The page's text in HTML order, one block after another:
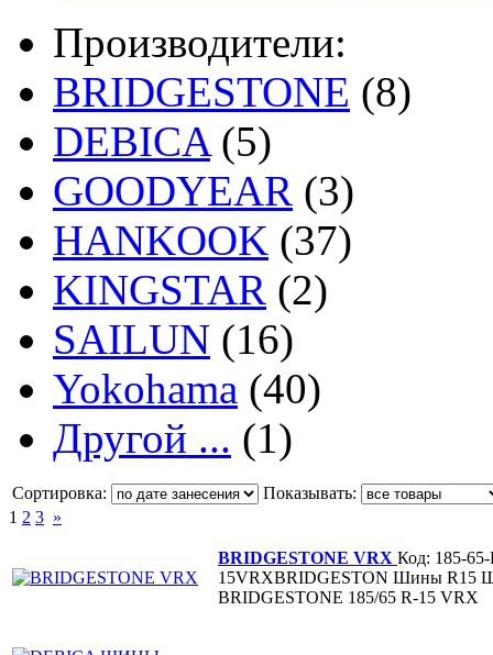
Производители:
BRIDGESTONE (8)
DEBICA(5)
GOODYEAR (3)
HANKOOK (37)
KINGSTAR (2)
SAILUN (16)
Yokohama (40)
Другой ... (1)
Сортировка:
Показывать:
1 2 3 »
BRIDGESTONE VRX Код: 185-
15VRXBRIDGESTON Шины R15
BRIDGESTONE 185/65 R-15 VRX